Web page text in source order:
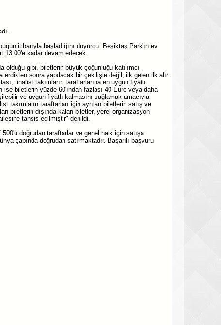
itibarıyla başladığını duyurdu. Beşiktaş Park'ın ev
13.00'e kadar devam edecek.
olduğu gibi, biletlerin büyük çoğunluğu katılımcı
erdikten sonra yapılacak bir çekilişle değil, ilk gelen ilk alır
finalist takımların taraftarlarına en uygun fiyatlı
biletlerin yüzde 60'ından fazlası 40 Euro veya daha
ve uygun fiyatlı kalmasını sağlamak amacıyla
takımların taraftarları için ayrılan biletlerin satış ve
biletlerin dışında kalan biletler, yerel organizasyon
tahsis edilmiştir" denildi.
doğrudan taraftarlar ve genel halk için satışa
çapında doğrudan satılmaktadır. Başarılı başvuru